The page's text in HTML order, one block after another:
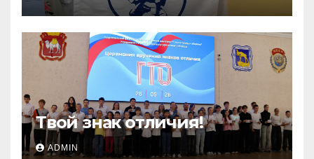
Твой знак отличия!
ADMIN